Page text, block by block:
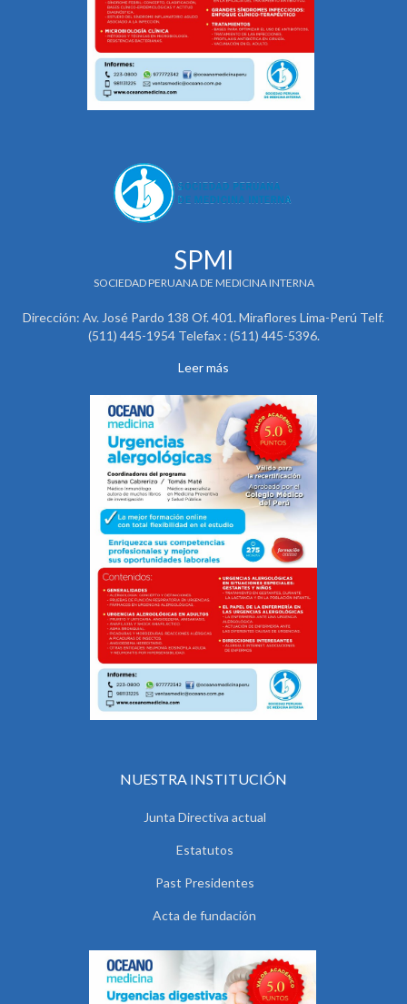
SPMI
SOCIEDAD PERUANA DE MEDICINA INTERNA
Dirección: Av. José Pardo 138 Of. 401. Miraflores Lima-Perú Telf.
(511) 445-1954 Telefax : (511) 445-5396.
Leer más
NUESTRA INSTITUCIÓN
Junta Directiva actual
Estatutos
Past Presidentes
Acta de fundación